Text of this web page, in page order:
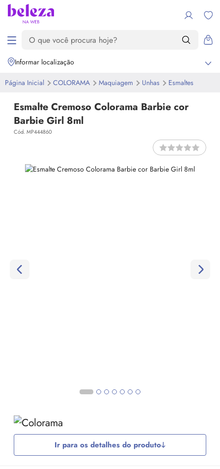
Informar localização
Página Inicial COLORAMA Maquiagem Unhas Esmaltes
Esmalte Cremoso Colorama Barbie cor
Barbie Girl 8ml
Cód. MP444860
Ir para os detalhes do produto